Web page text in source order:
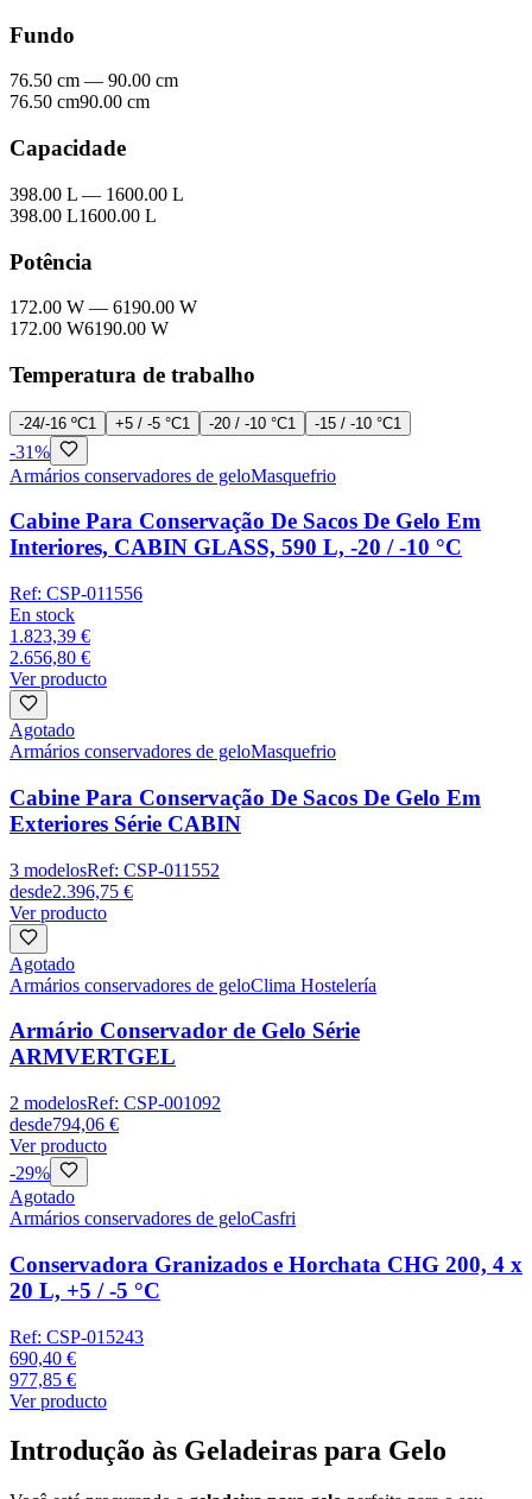
Fundo
76.50 cm — 90.00 cm
76.50 cm90.00 cm
Capacidade
398.00 L — 1600.00 L
398.00 L1600.00 L
Potência
172.00 W — 6190.00 W
172.00 W6190.00 W
Temperatura de trabalho
-24/-16 ºC1 +5 / -5 °C1 -20 / -10 °C1 -15 / -10 °C1
-31%
Armários conservadores de geloMasquefrio
Cabine Para Conservação De Sacos De Gelo Em
Interiores, CABIN GLASS, 590 L, -20 / -10 °C
Ref: CSP-011556
En stock
1.823,39 €
2.656,80 €
Ver producto
Agotado
Armários conservadores de geloMasquefrio
Cabine Para Conservação De Sacos De Gelo Em
Exteriores Série CABIN
3 modelosRef: CSP-011552
desde2.396,75 €
Ver producto
Agotado
Armários conservadores de geloClima Hostelería
Armário Conservador de Gelo Série
ARMVERTGEL
2 modelosRef: CSP-001092
desde794,06 €
Ver producto
-29%
Agotado
Armários conservadores de geloCasfri
Conservadora Granizados e Horchata CHG 200, 4 x
20 L, +5 / -5 °C
Ref: CSP-015243
690,40 €
977,85 €
Ver producto
Introdução às Geladeiras para Gelo